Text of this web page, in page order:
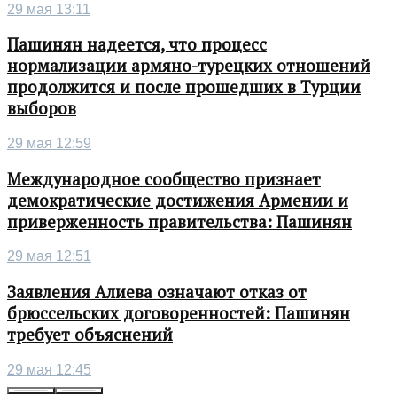
29 мая 13:11
Пашинян надеется, что процесс
нормализации армяно-турецких отношений
продолжится и после прошедших в Турции
выборов
29 мая 12:59
Международное сообщество признает
демократические достижения Армении и
приверженность правительства: Пашинян
29 мая 12:51
Заявления Алиева означают отказ от
брюссельских договоренностей: Пашинян
требует объяснений
29 мая 12:45